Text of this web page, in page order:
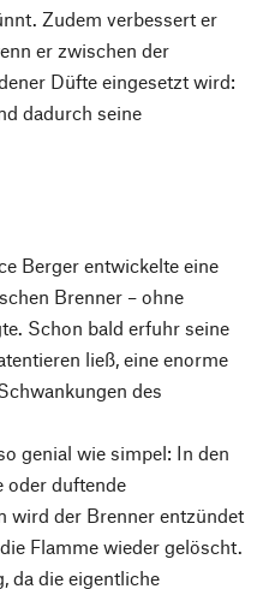
Zudem verbessert er
er zwischen der
Düfte eingesetzt wird:
dadurch seine
Berger entwickelte eine
Brenner – ohne
Schon bald erfuhr seine
ließ, eine enorme
des
genial wie simpel: In den
oder duftende
wird der Brenner entzündet
Flamme wieder gelöscht.
da die eigentliche